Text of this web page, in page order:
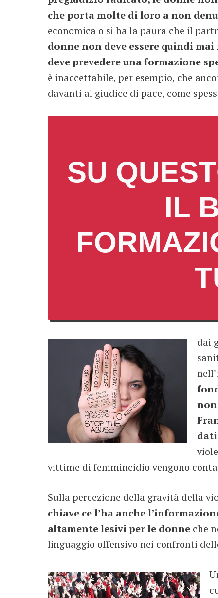
che porta molte di loro a non
economica o si ha la paura che il
donne non deve essere quindi
deve prevedere una formazione
è inaccettabile, per esempio, che
davanti al giudice di pace, come
SU
IL
dai
vittime di femmincidio vengono
Sulla percezione della gravità della
chiave ce l’ha anche
altamente lesivi per le donne che
linguaggio offensivo nei confronti